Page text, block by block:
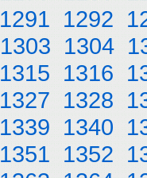
1291 1292
1303 1304
1315 1316
1327 1328
1339 1340
1351 1352